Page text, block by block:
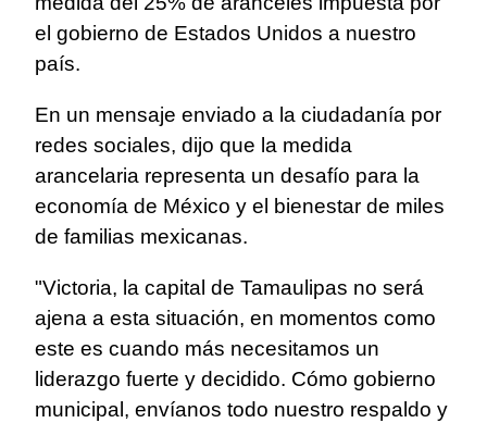
el gobierno de Estados Unidos a nuestro
país.
En un mensaje enviado a la ciudadanía por
redes sociales, dijo que la medida
arancelaria representa un desafío para la
economía de México y el bienestar de miles
de familias mexicanas.
"Victoria, la capital de Tamaulipas no será
ajena a esta situación, en momentos como
este es cuando más necesitamos un
liderazgo fuerte y decidido. Cómo gobierno
municipal, envíanos todo nuestro respaldo y